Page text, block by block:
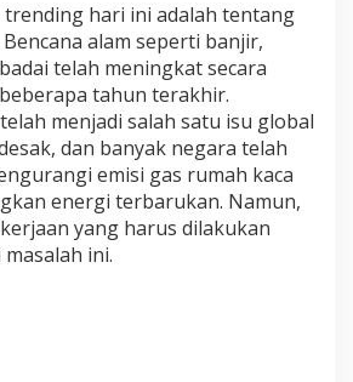
trending hari ini adalah tentang
alam seperti banjir,
telah meningkat secara
tahun terakhir.
menjadi salah satu isu global
dan banyak negara telah
emisi gas rumah kaca
energi terbarukan. Namun,
yang harus dilakukan
ini.